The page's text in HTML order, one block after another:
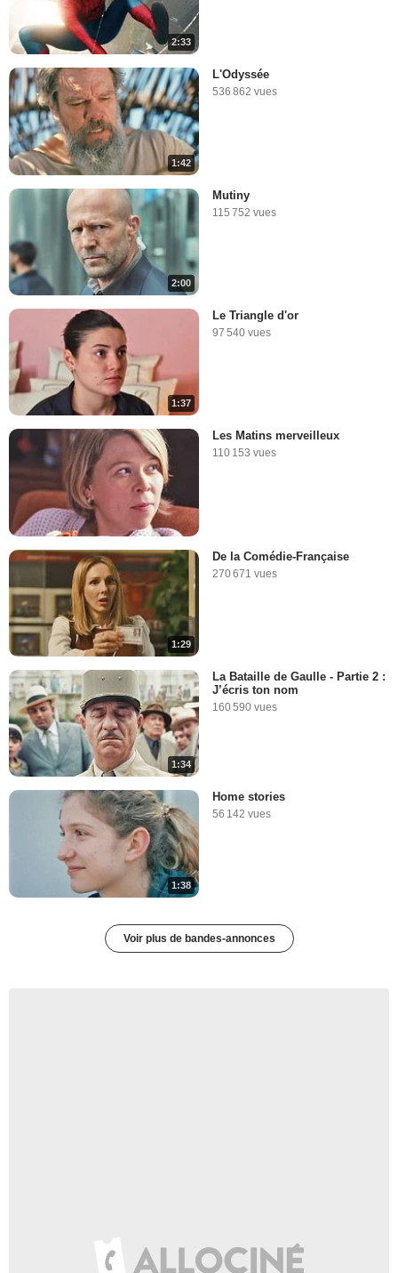
2:33
1:42
L'Odyssée
536 862 vues
2:00
Mutiny
115 752 vues
1:37
Le Triangle d'or
97 540 vues
Les Matins merveilleux
110 153 vues
1:29
De la Comédie-Française
270 671 vues
1:34
La Bataille de Gaulle - Partie 2 :
J’écris ton nom
160 590 vues
1:38
Home stories
56 142 vues
Voir plus de bandes-annonces